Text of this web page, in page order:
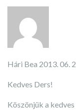
Hári Bea 2013. 06.
Kedves Ders!
Köszönjük a